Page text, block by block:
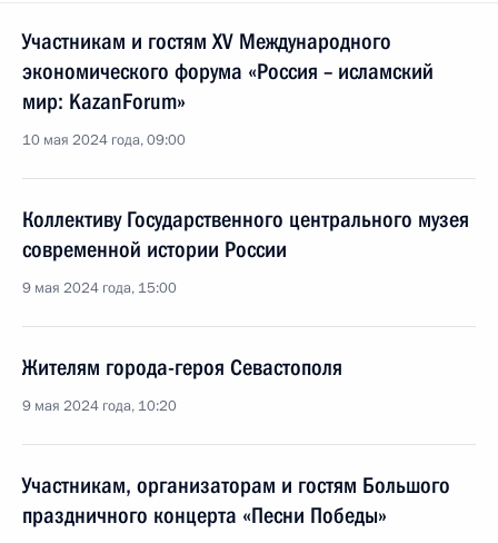
Участникам и гостям XV Международного
экономического форума «Россия – исламский
мир: KazanForum»
10 мая 2024 года, 09:00
Коллективу Государственного центрального музея
современной истории России
9 мая 2024 года, 15:00
Жителям города-героя Севастополя
9 мая 2024 года, 10:20
Участникам, организаторам и гостям Большого
праздничного концерта «Песни Победы»